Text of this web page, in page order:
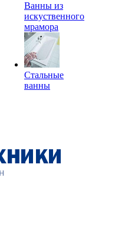
Ванны из
искуственного
мрамора
Стальные
ванны